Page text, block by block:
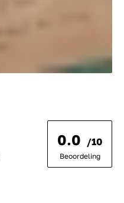
0.0 /10
Beoordeling